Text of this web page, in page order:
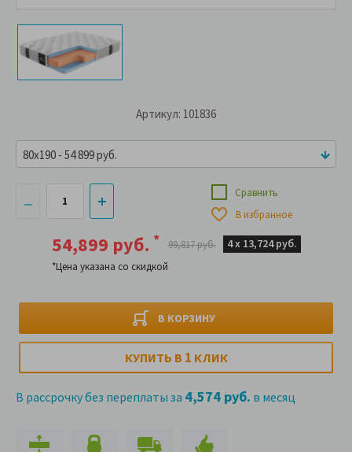
Артикул: 101836
54,899 руб. *
*Цена указана со скидкой
99,817 руб. 4 х 13,724 руб.
В КОРЗИНУ
Сравнить
В избранное
КУПИТЬ В 1 КЛИК
В рассрочку без переплаты за 4,574 руб. в месяц
80x190 - 54 899 руб.